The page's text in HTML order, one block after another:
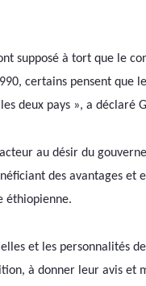
supposé à tort que le
certains pensent que
deux pays », a déclaré
au désir du
des avantages et
éthiopienne.
et les personnalités
à donner leur avis